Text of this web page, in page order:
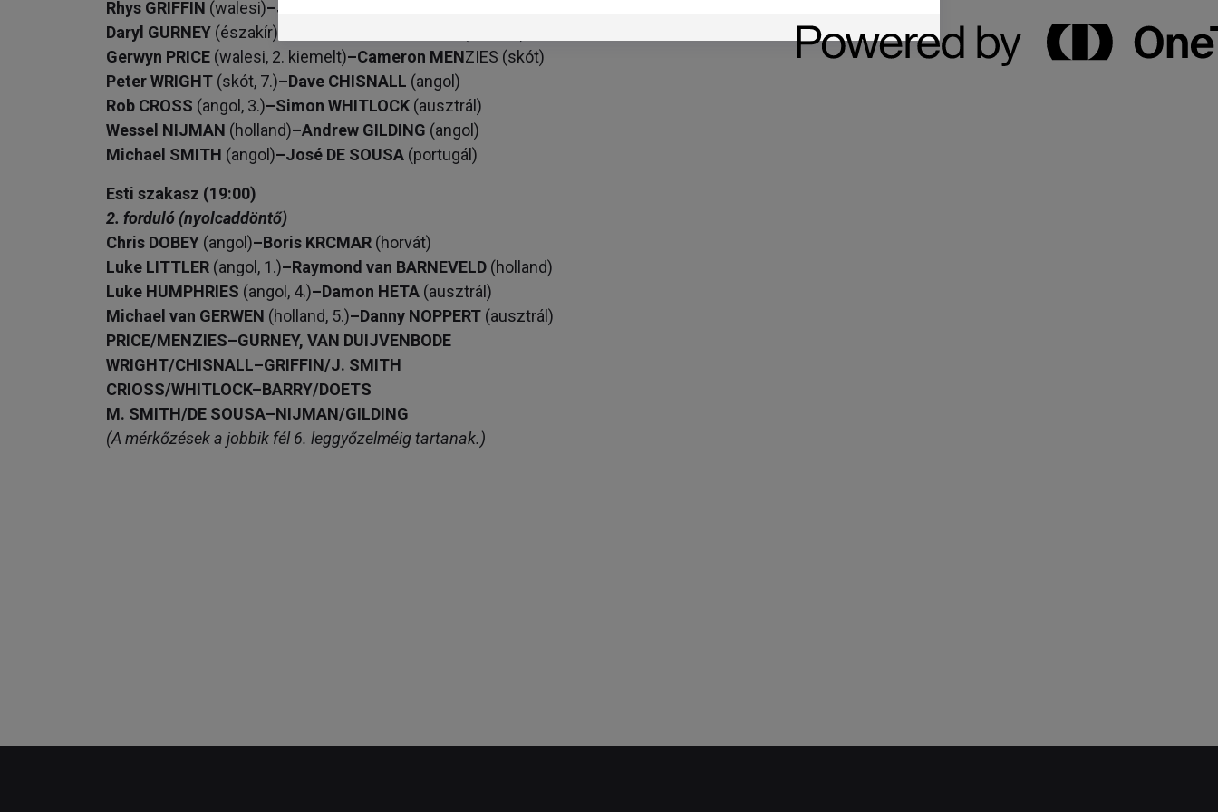
Rhys GRIFFIN (walesi)–­Jeff SMITH
Daryl GURNEY (északír)
Gerwyn PRICE (walesi, 2. kiemelt)–Cameron MENZIES (skót)
Peter WRIGHT (skót, 7.)–Dave CHISNALL (angol)
Rob CROSS (angol, 3.)–Simon WHITLOCK (ausztrál)
Wessel NIJMAN (holland)–Andrew GILDING (angol)
Michael SMITH (angol)–José DE SOUSA (portugál)
Esti szakasz (19:00)
2. forduló (nyolcaddöntő)
Chris DOBEY (angol)–Boris KRCMAR (horvát)
Luke LITTLER (angol, 1.)–Raymond van BARNEVELD (holland)
Luke HUMPHRIES (angol, 4.)–Damon HETA (ausztrál)
Michael van GERWEN (holland, 5.)–Danny NOPPERT (ausztrál)
PRICE/MENZIES–GURNEY, VAN DUIJVENBODE
WRIGHT/CHISNALL–GRIFFIN/J. SMITH
CRIOSS/WHITLOCK–BARRY/DOETS
M. SMITH/DE SOUSA–NIJMAN/GILDING
(A mérkőzések a jobbik fél 6. leggyőzelméig tartanak.)